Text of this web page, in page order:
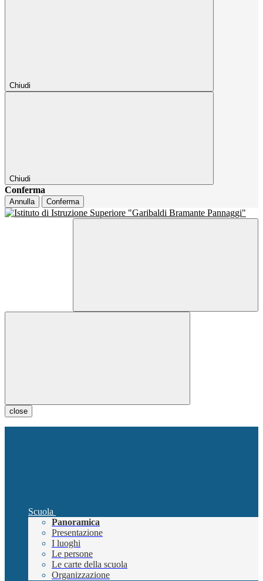
Chiudi
Chiudi
Conferma
Annulla Conferma
close
Scuola
Panoramica
Presentazione
I luoghi
Le persone
Le carte della scuola
Organizzazione